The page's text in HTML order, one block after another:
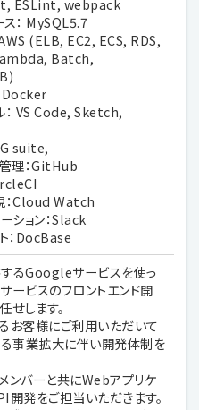
ESLint, webpack
ス： MySQL5.7
AWS (ELB, EC2, ECS, RDS,
Batch,
Docker
： VS Code, Sketch,
G suite,
管理：GitHub
：Cloud Watch
ション：Slack
：DocBase
るGoogleサービスを使っ
ービスのフロントエンド開
せします。
お客様にご利用いただいて
る事業拡大に伴い開発体制を
ンバーと共にWebアプリケ
開発をご担当いただきます。